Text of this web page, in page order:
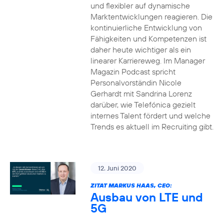
und flexibler auf dynamische
Marktentwicklungen reagieren. Die
kontinuierliche Entwicklung von
Fähigkeiten und Kompetenzen ist
daher heute wichtiger als ein
linearer Karriereweg. Im Manager
Magazin Podcast spricht
Personalvorständin Nicole
Gerhardt mit Sandrina Lorenz
darüber, wie Telefónica gezielt
internes Talent fördert und welche
Trends es aktuell im Recruiting gibt.
12. Juni 2020
ZITAT MARKUS HAAS, CEO:
Ausbau von LTE und
5G